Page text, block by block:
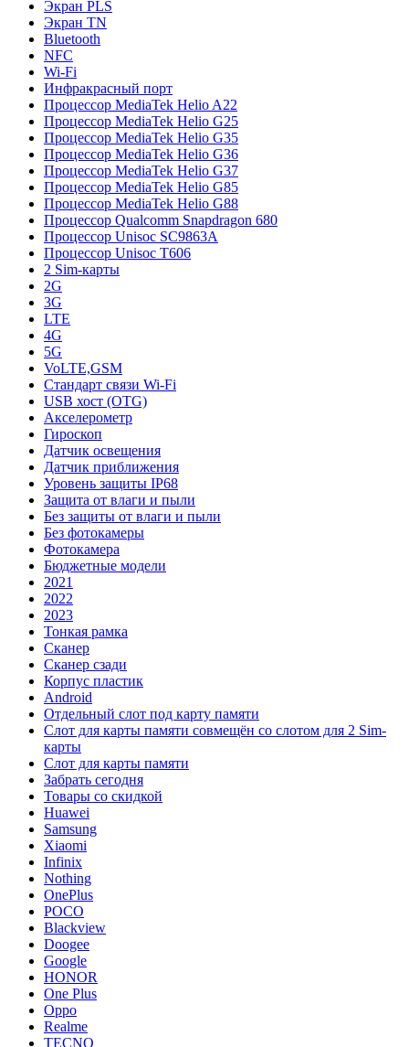
Экран PLS
Экран TN
Bluetooth
NFC
Wi-Fi
Инфракрасный порт
Процессор MediaTek Helio A22
Процессор MediaTek Helio G25
Процессор MediaTek Helio G35
Процессор MediaTek Helio G36
Процессор MediaTek Helio G37
Процессор MediaTek Helio G85
Процессор MediaTek Helio G88
Процессор Qualcomm Snapdragon 680
Процессор Unisoc SC9863A
Процессор Unisoc T606
2 Sim-карты
2G
3G
LTE
4G
5G
VoLTE,GSM
Стандарт связи Wi-Fi
USB хост (OTG)
Акселерометр
Гироскоп
Датчик освещения
Датчик приближения
Уровень защиты IP68
Защита от влаги и пыли
Без защиты от влаги и пыли
Без фотокамеры
Фотокамера
Бюджетные модели
2021
2022
2023
Тонкая рамка
Сканер
Сканер сзади
Корпус пластик
Android
Отдельный слот под карту памяти
Слот для карты памяти совмещён со слотом для 2 Sim-
карты
Слот для карты памяти
Забрать сегодня
Товары со скидкой
Huawei
Samsung
Xiaomi
Infinix
Nothing
OnePlus
POCO
Blackview
Doogee
Google
HONOR
One Plus
Oppo
Realme
TECNO